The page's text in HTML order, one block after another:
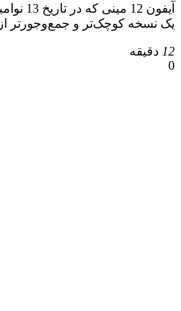
یک نسخه کوچک‌تر و جمع‌وجورتر از
12 دقیقه
0